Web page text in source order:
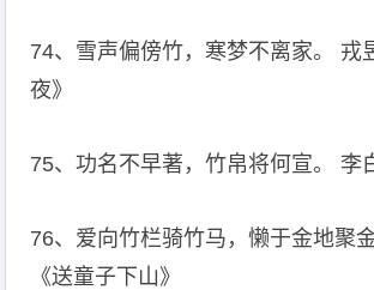
74、雪声偏傍竹，寒梦不离家。 戎
夜》
75、功名不早著，竹帛将何宣。 李
76、爱向竹栏骑竹马，懒于金地聚
《送童子下山》